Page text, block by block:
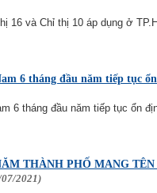
16 và Chỉ thị 10 áp dụng ở
6 tháng đầu năm tiếp tục
6 tháng đầu năm tiếp tục ổn
THÀNH PHỐ MANG TÊN
2021)